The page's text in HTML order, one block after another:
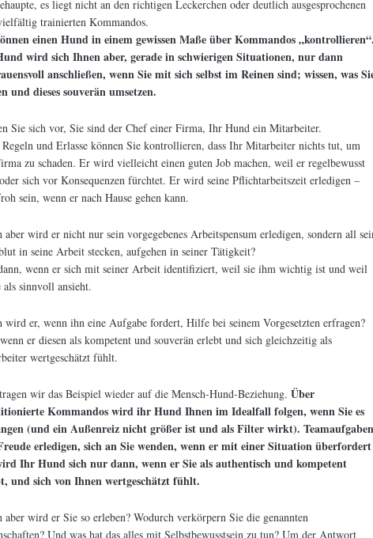
es liegt nicht an den richtigen Leckerchen oder deutlich ausgesprochenen
trainierten Kommandos.
einen Hund in einem gewissen Maße über Kommandos
wird sich Ihnen aber, gerade in schwierigen Situationen, nur dann
anschließen, wenn Sie mit sich selbst im Reinen sind; wissen, was
und dieses souverän umsetzen.
Sie sich vor, Sie sind der Chef einer Firma, Ihr Hund ein Mitarbeiter.
und Erlasse können Sie kontrollieren, dass Ihr Mitarbeiter nichts tut, um
zu schaden. Er wird vielleicht einen guten Job machen, weil er regelbewusst
sich vor Konsequenzen fürchtet. Er wird seine Pflichtarbeitszeit erledigen –
sein, wenn er nach Hause gehen kann.
aber wird er nicht nur sein vorgegebenes Arbeitspensum erledigen, sondern all
in seine Arbeit stecken, aufgehen in seiner Tätigkeit?
wenn er sich mit seiner Arbeit identifiziert, weil sie ihm wichtig ist und weil
als sinnvoll ansieht.
wird er, wenn ihn eine Aufgabe fordert, Hilfe bei seinem Vorgesetzten erfragen?
er diesen als kompetent und souverän erlebt und sich gleichzeitig als
wertgeschätzt fühlt.
wir das Beispiel wieder auf die Mensch-Hund-Beziehung. Über
Kommandos wird ihr Hund Ihnen im Idealfall folgen, wenn Sie es
(und ein Außenreiz nicht größer ist und als Filter wirkt). Teamaufgaben
erledigen, sich an Sie wenden, wenn er mit einer Situation überfordert
Ihr Hund sich nur dann, wenn er Sie als authentisch und kompetent
und sich von Ihnen wertgeschätzt fühlt.
aber wird er Sie so erleben? Wodurch verkörpern Sie die genannten
Und was hat das alles mit Selbstbewusstsein zu tun? Um der Antwort